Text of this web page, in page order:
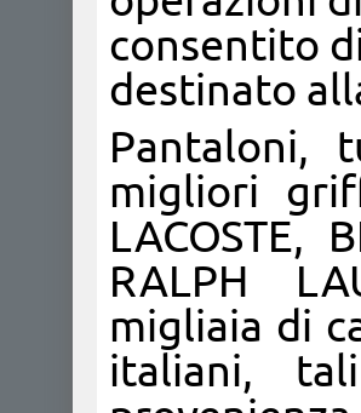
consentito
destinato
Pantaloni,
migliori
LACOSTE,
RALPH
migliaia di
italiani,